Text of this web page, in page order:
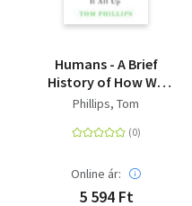
Humans - A Brief
History of How We
F*cked It All Up
Phillips, Tom
Online ár:
5 594 Ft